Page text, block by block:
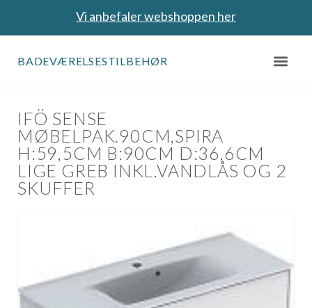
Vi anbefaler webshoppen her
BADEVÆRELSESTILBEHØR
IFÖ SENSE
MØBELPAK.90CM,SPIRA
H:59,5CM B:90CM D:36,6CM
LIGE GREB INKL.VANDLÅS OG 2
SKUFFER